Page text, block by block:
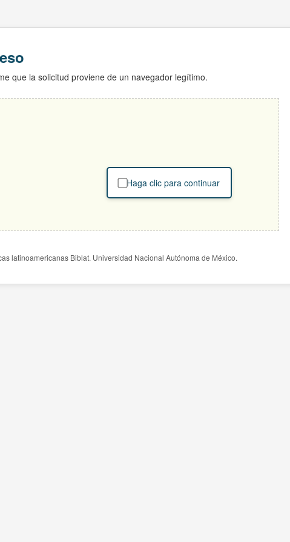
que la solicitud proviene de un navegador legítimo.
Haga clic para continuar
latinoamericanas Biblat. Universidad Nacional Autónoma de México.